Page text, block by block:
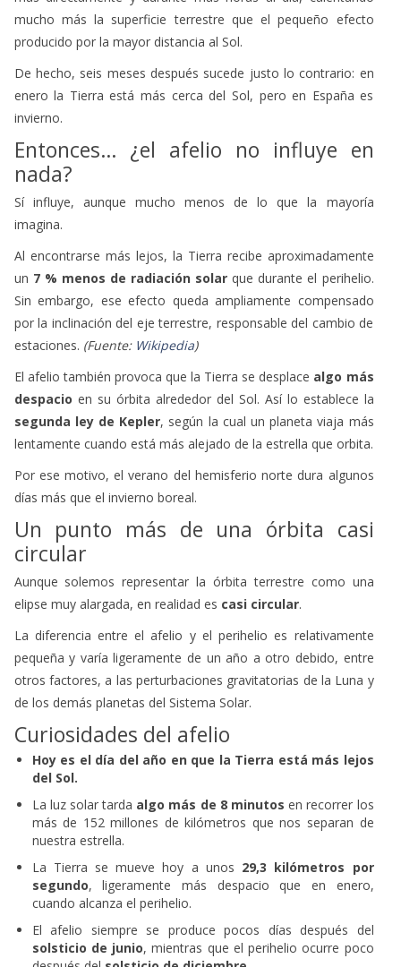
mucho más la superficie terrestre que el pequeño efecto
producido por la mayor distancia al Sol.
De hecho, seis meses después sucede justo lo contrario: en
enero la Tierra está más cerca del Sol, pero en España es
invierno.
Entonces… ¿el afelio no influye en
nada?
Sí influye, aunque mucho menos de lo que la mayoría
imagina.
Al encontrarse más lejos, la Tierra recibe aproximadamente
un 7 % menos de radiación solar que durante el perihelio.
Sin embargo, ese efecto queda ampliamente compensado
por la inclinación del eje terrestre, responsable del cambio de
estaciones. (Fuente: Wikipedia)
El afelio también provoca que la Tierra se desplace algo más
despacio en su órbita alrededor del Sol. Así lo establece la
segunda ley de Kepler, según la cual un planeta viaja más
lentamente cuando está más alejado de la estrella que orbita.
Por ese motivo, el verano del hemisferio norte dura algunos
días más que el invierno boreal.
Un punto más de una órbita casi
circular
Aunque solemos representar la órbita terrestre como una
elipse muy alargada, en realidad es casi circular.
La diferencia entre el afelio y el perihelio es relativamente
pequeña y varía ligeramente de un año a otro debido, entre
otros factores, a las perturbaciones gravitatorias de la Luna y
de los demás planetas del Sistema Solar.
Curiosidades del afelio
Hoy es el día del año en que la Tierra está más lejos
del Sol.
La luz solar tarda algo más de 8 minutos en recorrer los
más de 152 millones de kilómetros que nos separan de
nuestra estrella.
La Tierra se mueve hoy a unos 29,3 kilómetros por
segundo, ligeramente más despacio que en enero,
cuando alcanza el perihelio.
El afelio siempre se produce pocos días después del
solsticio de junio, mientras que el perihelio ocurre poco